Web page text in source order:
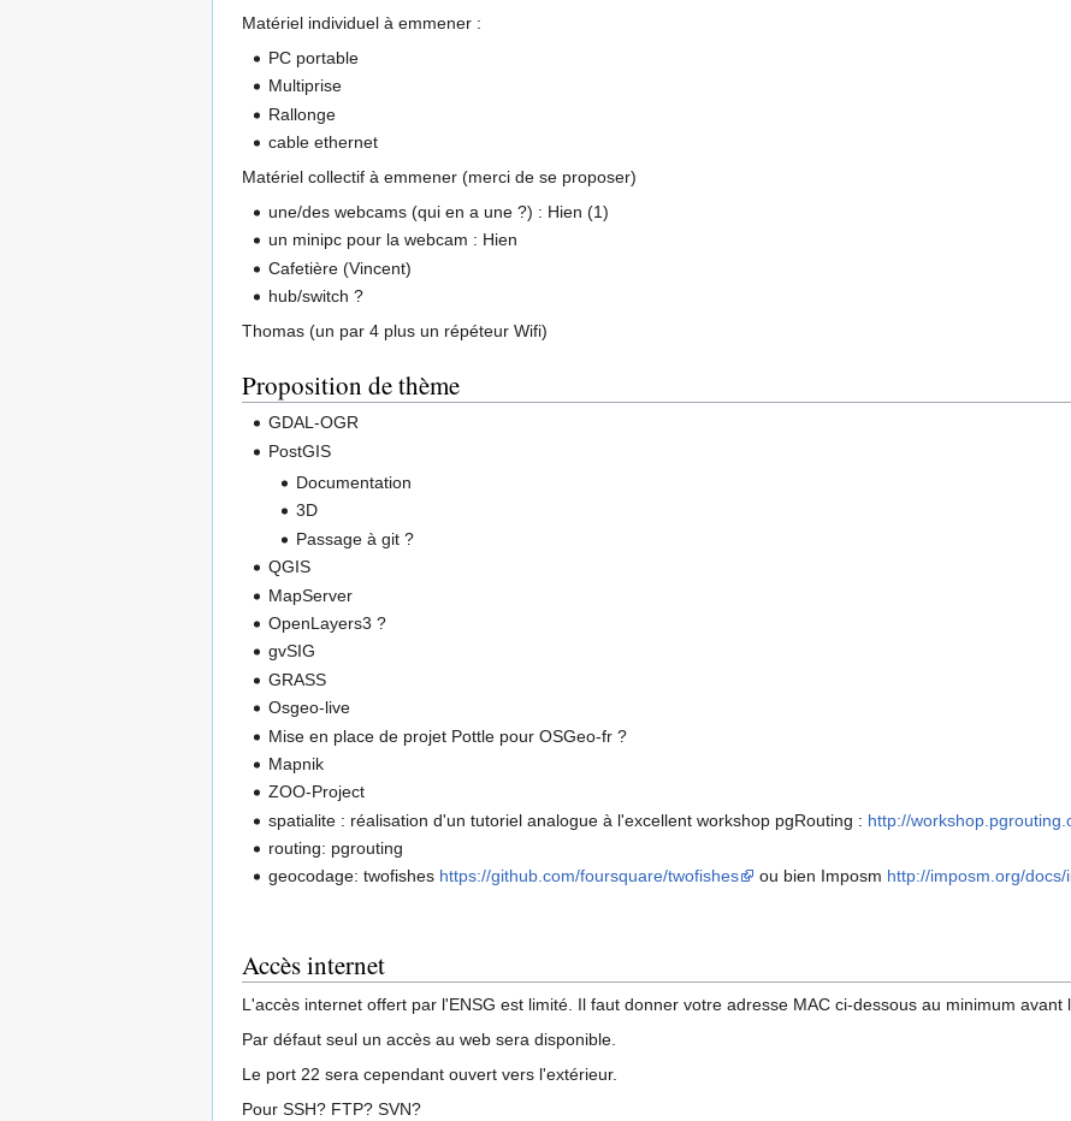
Matériel individuel à emmener :
PC portable
Multiprise
Rallonge
cable ethernet
Matériel collectif à emmener (merci de se proposer)
une/des webcams (qui en a une ?) : Hien (1)
un minipc pour la webcam : Hien
Cafetière (Vincent)
hub/switch ?
Thomas (un par 4 plus un répéteur Wifi)
Proposition de thème
GDAL-OGR
PostGIS
Documentation
3D
Passage à git ?
QGIS
MapServer
OpenLayers3 ?
gvSIG
GRASS
Osgeo-live
Mise en place de projet Pottle pour OSGeo-fr ?
Mapnik
ZOO-Project
spatialite : réalisation d'un tutoriel analogue à l'excellent workshop pgRouting : http://
routing: pgrouting
geocodage: twofishes https://github.com/foursquare/twofishes ou bien Imposm http://imposm.org/
Accès internet
L'accès internet offert par l'ENSG est limité. Il faut donner votre adresse MAC ci-dessous au minimum avant
Par défaut seul un accès au web sera disponible.
Le port 22 sera cependant ouvert vers l'extérieur.
Pour SSH? FTP? SVN?